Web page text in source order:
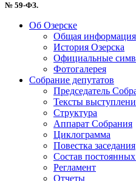
№ 59-ФЗ.
Об Озерске
Общая информация
История Озерска
Официальные
Фотогалерея
Собрание депутатов
Председатель
Тексты
Структура
Аппарат Собрания
Циклограмма
Повестка заседания
Состав
Регламент
Отчеты